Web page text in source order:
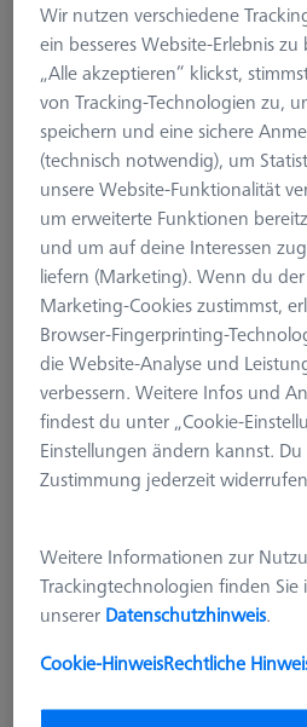
BÜCHER
ZEISS Messstrategien
Deutsche Ausgabe
Wir nutzen verschiedene
ein besseres Website-Erlebnis
„Alle akzeptieren“ klickst,
von Tracking-Technologien zu,
speichern und eine sichere
(technisch notwendig), um
unsere Website-Funktionalität
um erweiterte Funktionen
und um auf deine Interessen
liefern (Marketing). Wenn du
Marketing-Cookies zustimmst,
Browser-Fingerprinting-
die Website-Analyse und
verbessern. Weitere Infos und
findest du unter „Cookie-
Einstellungen ändern kannst.
Zustimmung jederzeit
Weitere Informationen zur
Trackingtechnologien finden Sie
unserer Datenschutzhinweis.
Cookie-HinweisRechtliche